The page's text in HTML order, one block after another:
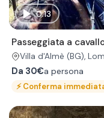
0:13
Passeggiata a
Villa d'Almè (BG),
Da 30€a persona
⚡Conferma